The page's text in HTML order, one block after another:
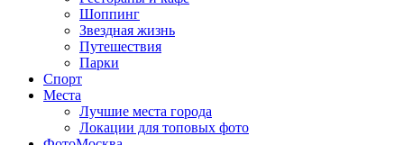
Шоппинг
Звездная жизнь
Путешествия
Парки
Спорт
Места
Лучшие места города
Локации для топовых фото